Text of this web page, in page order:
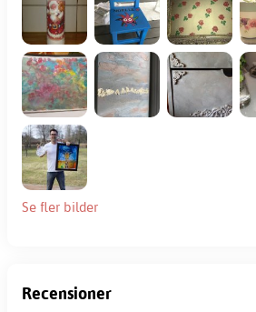
Se fler bilder
Recensioner